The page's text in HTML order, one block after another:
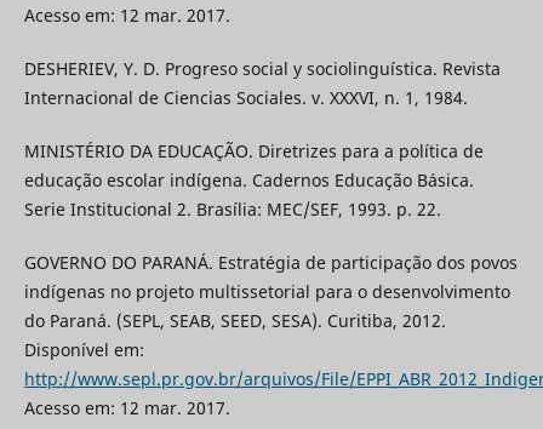
Acesso em: 12 mar. 2017.
DESHERIEV, Y. D. Progreso social y sociolinguística. Revista
Internacional de Ciencias Sociales. v. XXXVI, n. 1, 1984.
MINISTÉRIO DA EDUCAÇÃO. Diretrizes para a política de
educação escolar indígena. Cadernos Educação Básica.
Serie Institucional 2. Brasília: MEC/SEF, 1993. p. 22.
GOVERNO DO PARANÁ. Estratégia de participação dos povos
indígenas no projeto multissetorial para o desenvolvimento
do Paraná. (SEPL, SEAB, SEED, SESA). Curitiba, 2012.
Disponível em:
http://www.sepl.pr.gov.br/arquivos/File/
Acesso em: 12 mar. 2017.